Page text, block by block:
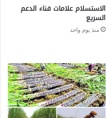
الاستسلام علامات فناء الدعم
السريع
منذ يوم واحد